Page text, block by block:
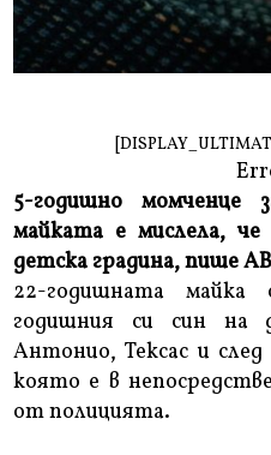
5-годишно момченце
майката е мислела,
детска градина, пише
22-годишната майка
годишния си син на
Антонио, Тексас и
която е в
от полицията.